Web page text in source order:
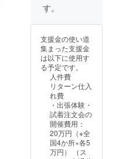
ザイン
や持ち
込みデ
ザイ
ン、
チェー
ンやカ
フなど
の変更
の場合
は、別
途現地
での精
算が必
製作に
お時間
がかか
る場合
があり
ます。
・店舗
で開催
してい
るキャ
ンペー
ンや割
引と
クーポ
【注意
事項】
・「新
潟上越
NailAtel
ier U
*」店舗
でのみ
利用で
きる製
作券に
なりま
す。お
間違え
のない
に関わ
容は同
じとな
りま
す）
【備
考】 ・
の利用
方法に
ついて
は、サ
ンクス
メール
す。
支援金の使い道
集まった支援金
は以下に使用す
る予定です。
人件費
リターン仕入
れ費
・出張体験・
試着注文会の
開催費用：
20万円（※全
国4か所×各5
万円） （ス